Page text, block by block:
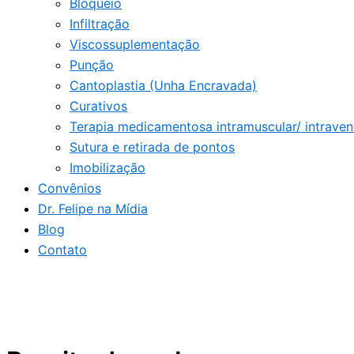
Infiltração
Viscossuplementação
Punção
Cantoplastia (Unha Encravada)
Curativos
Terapia medicamentosa intramuscular/
Sutura e retirada de pontos
Imobilização
Convênios
Dr. Felipe na Mídia
Blog
Contato